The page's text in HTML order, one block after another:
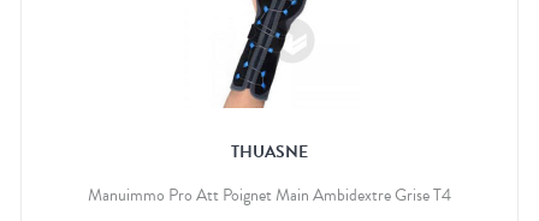
THUASNE
Manuimmo Pro Att Poignet Main Ambidextre Grise T4